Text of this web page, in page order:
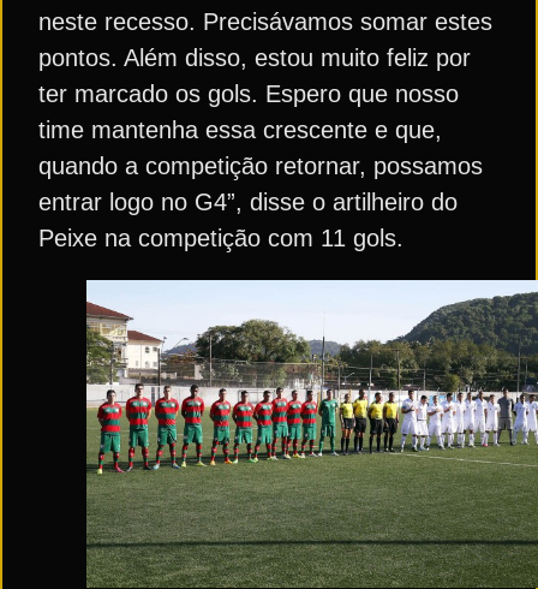
neste recesso. Precisávamos somar estes
pontos. Além disso, estou muito feliz por
ter marcado os gols. Espero que nosso
time mantenha essa crescente e que,
quando a competição retornar, possamos
entrar logo no G4”, disse o artilheiro do
Peixe na competição com 11 gols.